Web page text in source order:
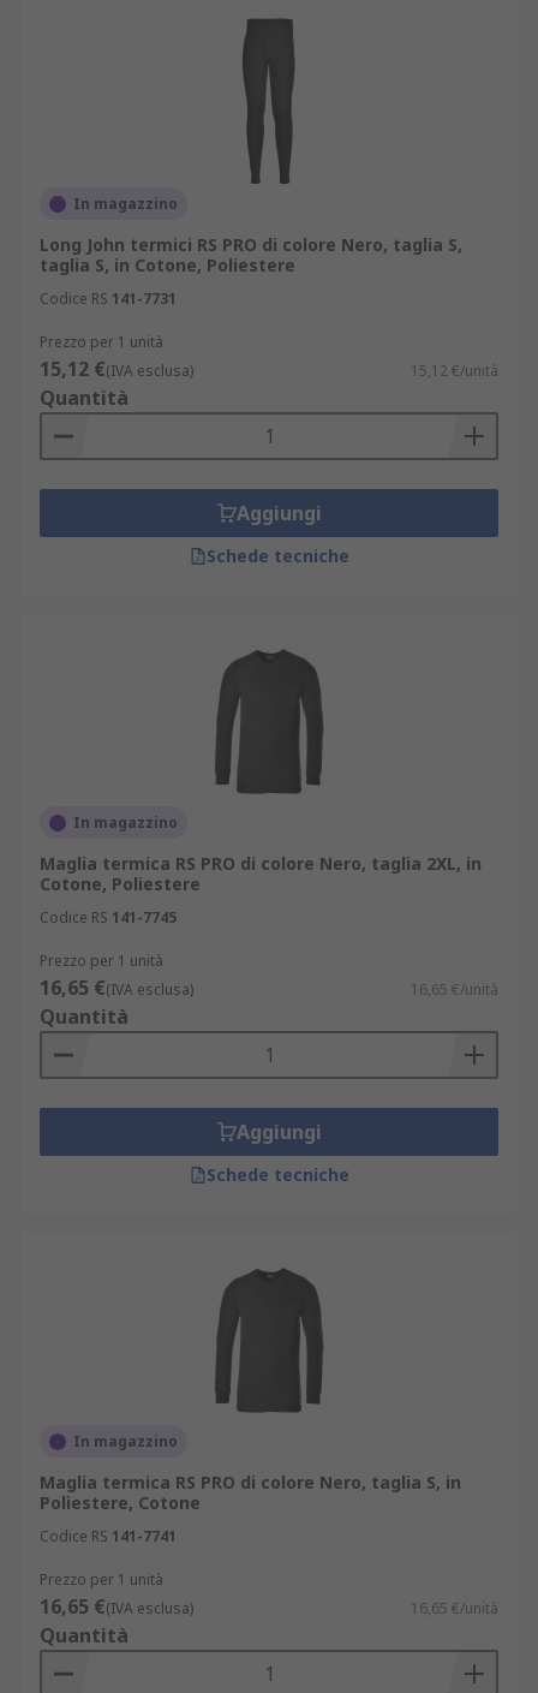
In magazzino
Long John termici RS PRO di colore Nero, taglia S,
taglia S, in Cotone, Poliestere
Codice RS 141-7731
Prezzo per 1 unità
15,12 €(IVA esclusa) 15,12 €/unità
Quantità
Aggiungi
Schede tecniche
In magazzino
Maglia termica RS PRO di colore Nero, taglia 2XL, in
Cotone, Poliestere
Codice RS 141-7745
Prezzo per 1 unità
16,65 €(IVA esclusa) 16,65 €/unità
Quantità
Aggiungi
Schede tecniche
In magazzino
Maglia termica RS PRO di colore Nero, taglia S, in
Poliestere, Cotone
Codice RS 141-7741
Prezzo per 1 unità
16,65 €(IVA esclusa) 16,65 €/unità
Quantità